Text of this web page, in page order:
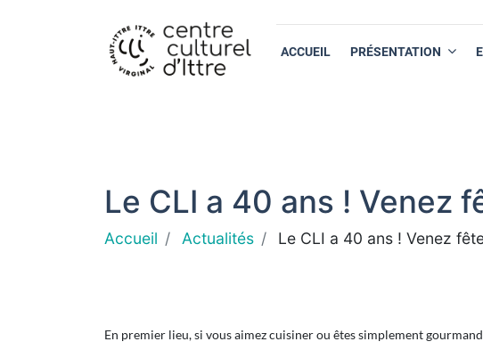
ACCUEIL PRÉSENTATION
Le CLI a 40 ans ! Venez
Accueil Actualités Le CLI a 40 ans ! Venez
En premier lieu, si vous aimez cuisiner ou êtes simplement